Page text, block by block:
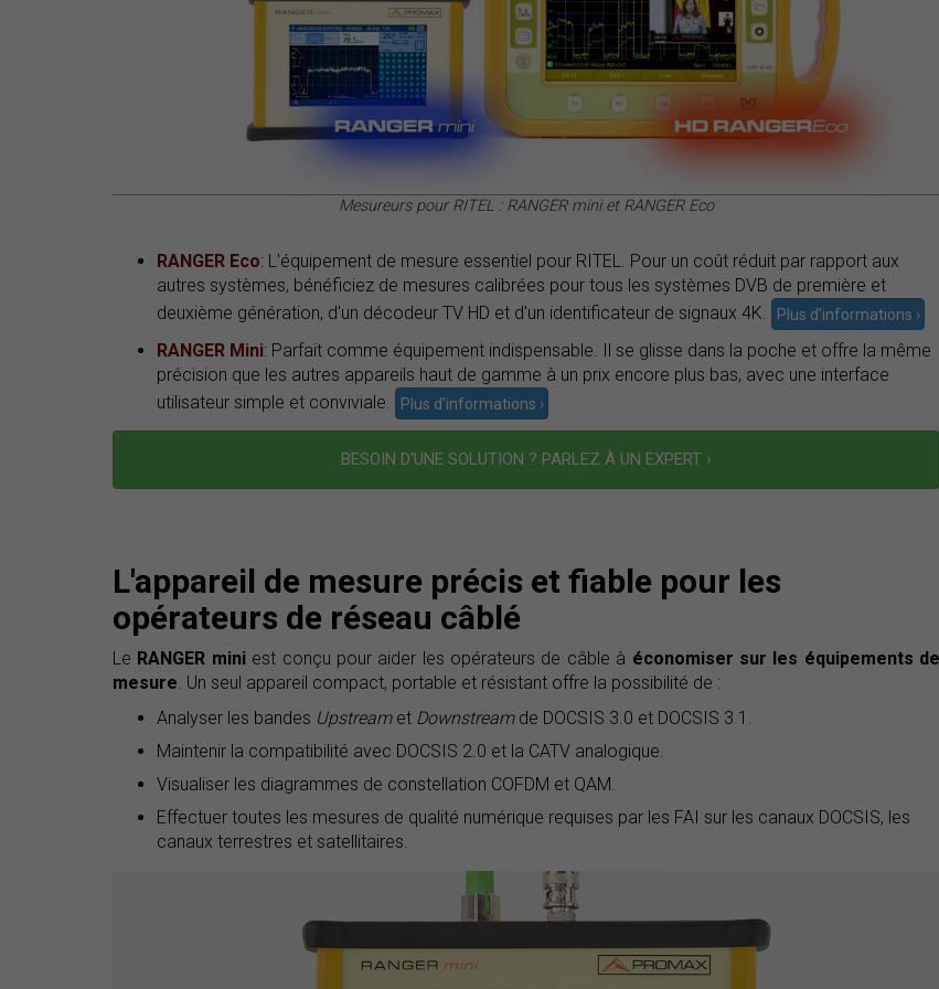
Mesureurs pour RITEL : RANGER mini et RANGER Eco
RANGER Eco: L'équipement de mesure essentiel pour RITEL. Pour un coût réduit par rapport aux
autres systèmes, bénéficiez de mesures calibrées pour tous les systèmes DVB de première et
deuxième génération, d'un décodeur TV HD et d'un identificateur de signaux 4K.
Plus d'informations ›
RANGER Mini: Parfait comme équipement indispensable. Il se glisse dans la poche et offre la même
précision que les autres appareils haut de gamme à un prix encore plus bas, avec une interface
utilisateur simple et conviviale.
Plus d'informations ›
BESOIN D'UNE SOLUTION ? PARLEZ À UN EXPERT ›
L'appareil de mesure précis et fiable pour les
opérateurs de réseau câblé
Le RANGER miniest conçu pour aider les opérateurs de câble à économiser sur les équipements de
mesure. Un seul appareil compact, portable et résistant offre la possibilité de :
Analyser les bandes Upstream et Downstream de DOCSIS 3.0 et DOCSIS 3.1.
Maintenir la compatibilité avec DOCSIS 2.0 et la CATV analogique.
Visualiser les diagrammes de constellation COFDM et QAM.
Effectuer toutes les mesures de qualité numérique requises par les FAI sur les canaux DOCSIS, les
canaux terrestres et satellitaires.